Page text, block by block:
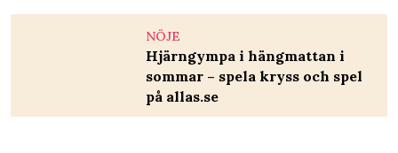
NÖJE
Hjärngympa i hängmattan i
sommar – spela kryss och spel
på allas.se